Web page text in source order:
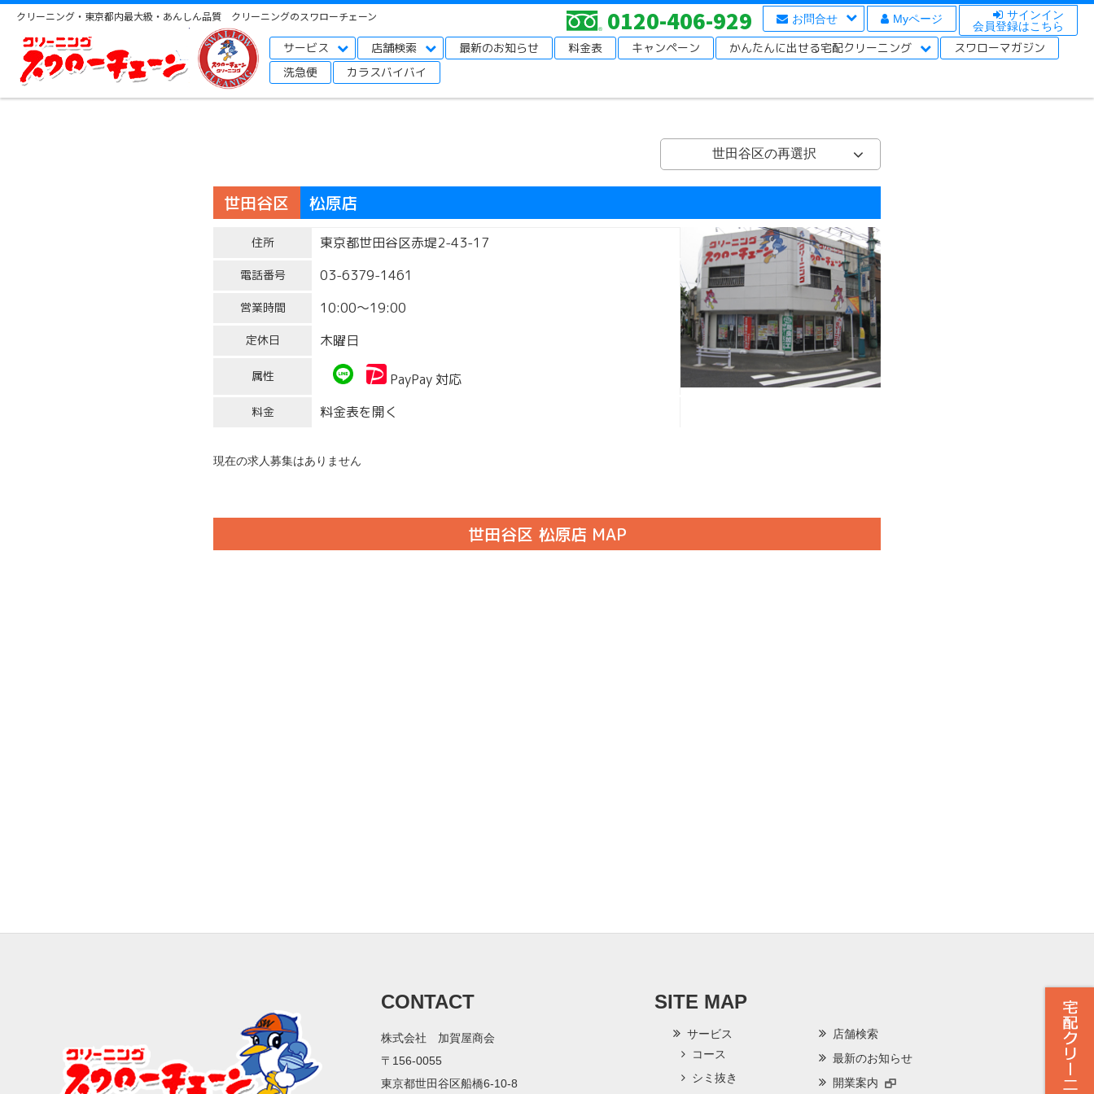
クリーニング・東京都内最大級・あんしん品質 クリーニングのスワローチェーン
サービス 店舗検索 最新のお知らせ 料金表 キャンペーン かんたんに出せる宅配クリーニング
スワローマガジン
洗急便
カラスバイバイ
お問合せ Myページ
サインイン
会員登録はこちら
0120-406-929
世田谷区の再選択
世田谷区 松原店
住所 東京都世田谷区赤堤2-43-17
電話番号 03-6379-1461
営業時間 10:00～19:00
定休日 木曜日
属性 PayPay 対応
料金 料金表を開く
現在の求人募集はありません
世田谷区 松原店 MAP
CONTACT
株式会社 加賀屋商会
〒156-0055
東京都世田谷区船橋6-10-8
SITE MAP
サービス
コース
シミ抜き
店舗検索
最新のお知らせ
開業案内